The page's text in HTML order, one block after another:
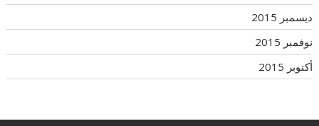
ديسمبر 2015
نوفمبر 2015
أكتوبر 2015